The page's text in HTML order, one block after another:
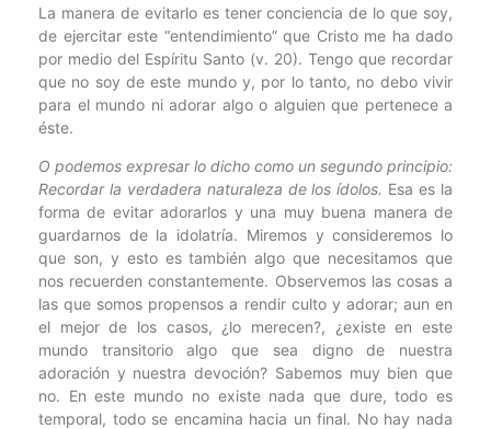
La manera de evitarlo es tener conciencia de lo que soy,
de ejercitar este “entendimiento” que Cristo me ha dado
por medio del Espíritu Santo (v. 20). Tengo que recordar
que no soy de este mundo y, por lo tanto, no debo vivir
para el mundo ni adorar algo o alguien que pertenece a
éste.
O podemos expresar lo dicho como un segundo principio:
Recordar la verdadera naturaleza de los ídolos. Esa es la
forma de evitar adorarlos y una muy buena manera de
guardarnos de la idolatría. Miremos y consideremos lo
que son, y esto es también algo que necesitamos que
nos recuerden constantemente. Observemos las cosas a
las que somos propensos a rendir culto y adorar; aun en
el mejor de los casos, ¿lo merecen?, ¿existe en este
mundo transitorio algo que sea digno de nuestra
adoración y nuestra devoción? Sabemos muy bien que
no. En este mundo no existe nada que dure, todo es
temporal, todo se encamina hacia un final. No hay nada